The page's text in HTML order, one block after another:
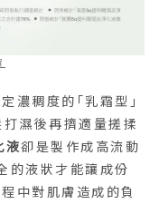
濃稠度的「乳霜型」
打濕後再擠適量搓揉
液卻是製作成高流動
的液狀才能讓成份
中對肌膚造成的負